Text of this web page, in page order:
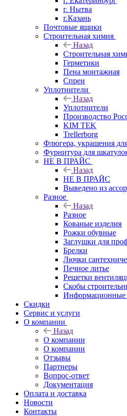
г. Нытва
г.Казань
Почтовые ящики
Строительная химия
Назад
Строительная
Герметики
Пена монтажная
Спреи
Уплотнители
Назад
Уплотнители
Производство
KIM TEK
Trellerborg
Флюгера, украшения
Фурнитура для
НЕ В ПРАЙС
Назад
НЕ В ПРАЙС
Выведено из
Разное
Назад
Разное
Кованые изделия
Рожки обувные
Заглушки для
Брелки
Лючки
Печное литье
Решетки
Скобы
Информационные
Скидки
Сервис и услуги
О компании
Назад
О компании
О компании
Отзывы
Партнеры
Вопрос-ответ
Документация
Оплата и доставка
Новости
Контакты